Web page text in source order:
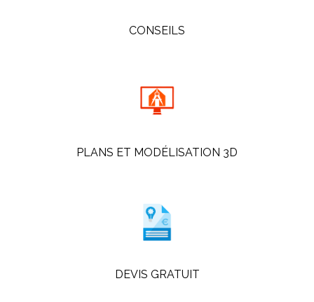
CONSEILS
PLANS ET MODÉLISATION 3D
DEVIS GRATUIT